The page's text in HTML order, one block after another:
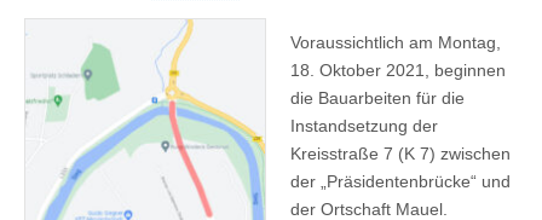
Voraussichtlich am Montag,
18. Oktober 2021, beginnen
die Bauarbeiten für die
Instandsetzung der
Kreisstraße 7 (K 7) zwischen
der „Präsidentenbrücke“ und
der Ortschaft Mauel.